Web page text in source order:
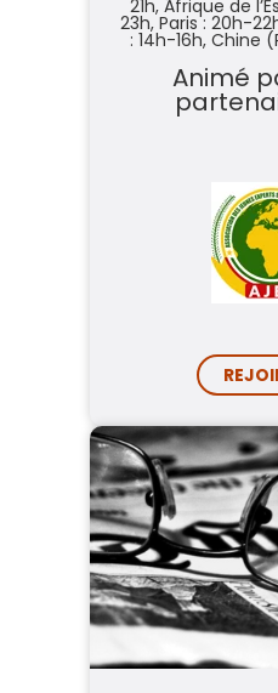
21h, Afrique de
23h, Paris : 20h-
: 14h-16h, Chine
Animé